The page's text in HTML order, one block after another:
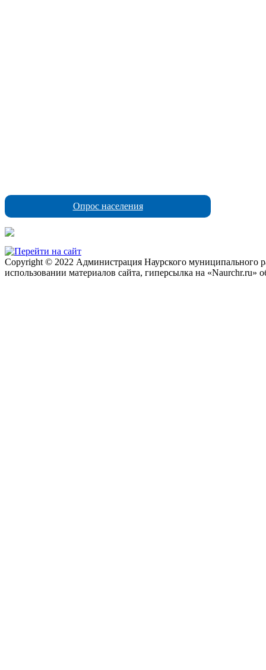
Опрос населения
Copyright © 2022 Администрация Наурского муниципального
использовании материалов сайта, гиперсылка на «Naurchr.ru»